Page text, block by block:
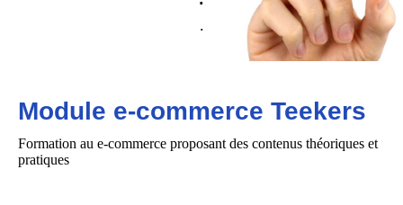
.
Module e-commerce Teekers
Formation au e-commerce proposant des contenus théoriques et
pratiques